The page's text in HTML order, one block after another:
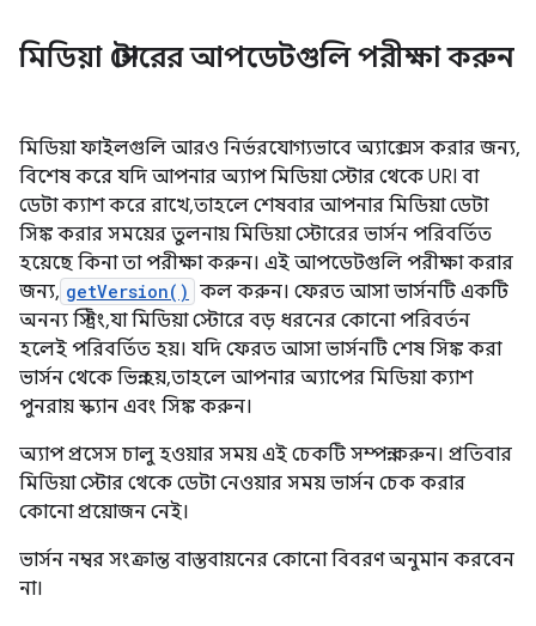
মিডিয়া স্টোরের আপডেটগুলি পরীক্ষা করুন
মিডিয়া ফাইলগুলি আরও নির্ভরযোগ্যভাবে অ্যাক্সেস করার জন্য,
বিশেষ করে যদি আপনার অ্যাপ মিডিয়া স্টোর থেকে URI বা
ডেটা ক্যাশ করে রাখে, তাহলে শেষবার আপনার মিডিয়া ডেটা
সিঙ্ক করার সময়ের তুলনায় মিডিয়া স্টোরের ভার্সন পরিবর্তিত
হয়েছে কিনা তা পরীক্ষা করুন। এই আপডেটগুলি পরীক্ষা করার
জন্য, getVersion() কল করুন। ফেরত আসা ভার্সনটি একটি
অনন্য স্ট্রিং, যা মিডিয়া স্টোরে বড় ধরনের কোনো পরিবর্তন
হলেই পরিবর্তিত হয়। যদি ফেরত আসা ভার্সনটি শেষ সিঙ্ক করা
ভার্সন থেকে ভিন্ন হয়, তাহলে আপনার অ্যাপের মিডিয়া ক্যাশ
পুনরায় স্ক্যান এবং সিঙ্ক করুন।
অ্যাপ প্রসেস চালু হওয়ার সময় এই চেকটি সম্পন্ন করুন। প্রতিবার
মিডিয়া স্টোর থেকে ডেটা নেওয়ার সময় ভার্সন চেক করার
কোনো প্রয়োজন নেই।
ভার্সন নম্বর সংক্রান্ত বাস্তবায়নের কোনো বিবরণ অনুমান করবেন
না।